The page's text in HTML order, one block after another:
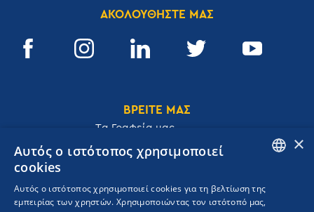
ΑΚΟΛΟΥΘΗΣΤΕ ΜΑΣ
ΒΡΕΙΤΕ ΜΑΣ
Tα Γραφεία μας
Ακαδημίας 32, 106 72, Αθήνα, Ελλάδα
T. +30 210 3609801 GREEK
×
Αυτός ο ιστότοπος χρησιμοποιεί
cookies
Αυτός ο ιστότοπος χρησιμοποιεί cookies για τη βελτίωση της
εμπειρίας των χρηστών. Χρησιμοποιώντας τον ιστότοπό μας,